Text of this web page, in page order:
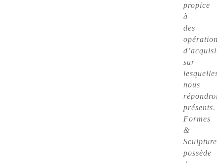
propice
à
des
opérations
sur
lesquelles
nous
présents.
Formes
&
Sculptures
possède